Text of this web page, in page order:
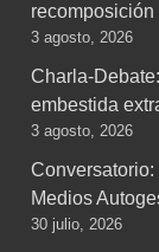
recomposición
3 agosto, 2026
Charla-
embestida
3 agosto, 2026
Medios
30 julio, 2026